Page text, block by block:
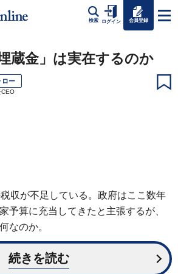
検索 ログイン 会員登録
蔵金」は実在するのか
ロー
CEO
収が不足している。政府はここ数年
予算に充当してきたと主張するが、
なのか。
続きを読む